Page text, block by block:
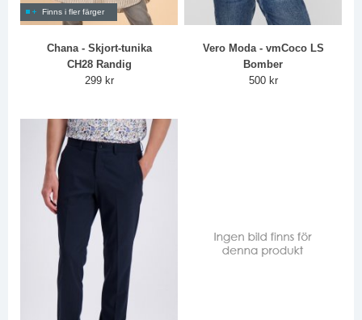
Finns i fler färger
Chana - Skjort-tunika
CH28 Randig
299 kr
Vero Moda - vmCoco LS
Bomber
500 kr